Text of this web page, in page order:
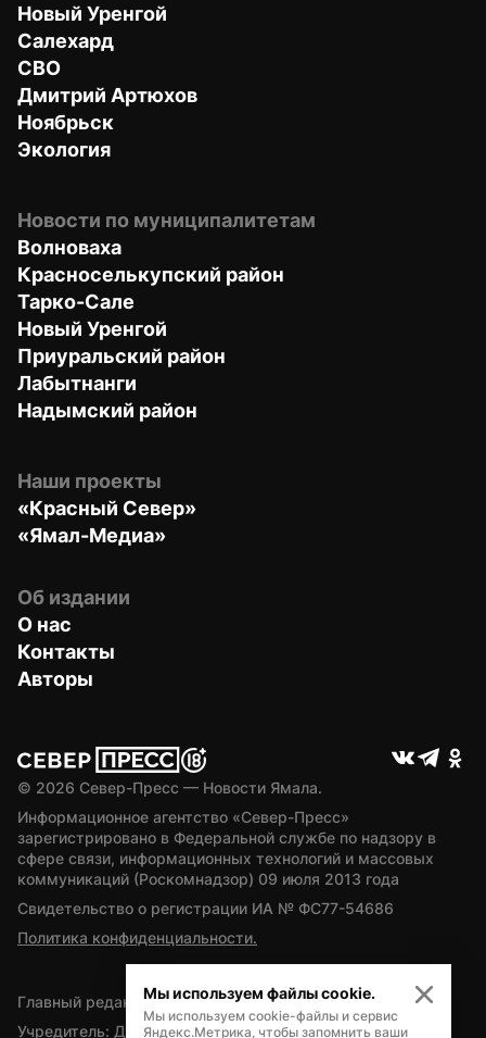
Новый Уренгой
Салехард
СВО
Дмитрий Артюхов
Ноябрьск
Экология
Новости по муниципалитетам
Волноваха
Красноселькупский район
Тарко-Сале
Новый Уренгой
Приуральский район
Лабытнанги
Надымский район
Наши проекты
«Красный Север»
«Ямал-Медиа»
Об издании
О нас
Контакты
Авторы
© 2026 Север-Пресс — Новости Ямала.
Информационное агентство «Север-Пресс»
зарегистрировано в Федеральной службе по надзору в
сфере связи, информационных технологий и массовых
коммуникаций (Роскомнадзор) 09 июля 2013 года
Свидетельство о регистрации ИА № ФС77-54686
Политика конфиденциальности.
Главный редактор — А.Л. Поздеев
Учредитель: Департамент внутренней политики Ямало-
Мы используем файлы cookie.
Мы используем cookie-файлы и сервис
Яндекс.Метрика, чтобы запомнить ваши